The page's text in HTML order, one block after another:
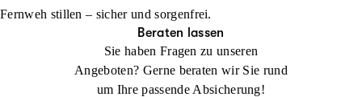
Fernweh stillen – sicher und sorgenfrei.
Beraten lassen
Sie haben Fragen zu unseren
Angeboten? Gerne beraten wir Sie rund
um Ihre passende Absicherung!